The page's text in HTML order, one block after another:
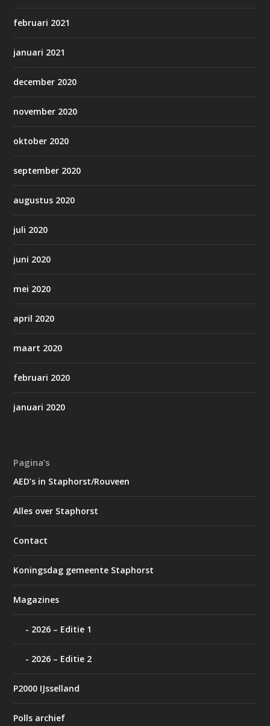
februari 2021
januari 2021
december 2020
november 2020
oktober 2020
september 2020
augustus 2020
juli 2020
juni 2020
mei 2020
april 2020
maart 2020
februari 2020
januari 2020
Pagina’s
AED’s in Staphorst/Rouveen
Alles over Staphorst
Contact
Koningsdag gemeente Staphorst
Magazines
2026 – Editie 1
2026 – Editie 2
P2000 IJsselland
Polls archief